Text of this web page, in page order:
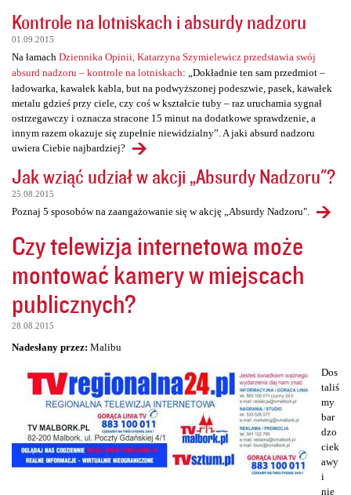
Kontrole na lotniskach i absurdy nadzoru
01.09.2015
Na łamach Dziennika Opinii, Katarzyna Szymielewicz przedstawia swój
absurd nadzoru – kontrole na lotniskach: „Dokładnie ten sam przedmiot –
ładowarka, kawałek kabla, but na podwyższonej podeszwie, pasek, kawałek
metalu gdzieś przy ciele, czy coś w kształcie tuby – raz uruchamia sygnał
ostrzegawczy i oznacza stracone 15 minut na dodatkowe sprawdzenie, a
innym razem okazuje się zupełnie niewidzialny”. A jaki absurd nadzoru
uwiera Ciebie najbardziej?
Jak wziąć udział w akcji „Absurdy Nadzoru"?
25.08.2015
Poznaj 5 sposobów na zaangażowanie się w akcję „Absurdy Nadzoru".
Czy telewizja internetowa może
montować kamery w miejscach
publicznych?
28.08.2015
Nadesłany przez: Malibu
Dos
taliś
my
bar
dzo
ciek
awy
i
nie